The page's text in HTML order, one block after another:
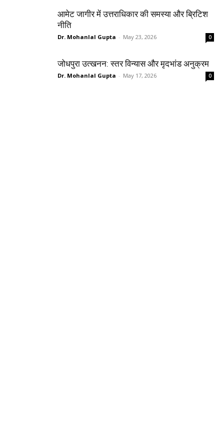
आमेट जागीर में उत्तराधिकार की समस्या और ब्रिटिश
नीति
Dr. Mohanlal Gupta - May 23, 2026 0
जोधपुरा उत्खनन: स्तर विन्यास और मृदभांड अनुक्रम
Dr. Mohanlal Gupta - May 17, 2026 0